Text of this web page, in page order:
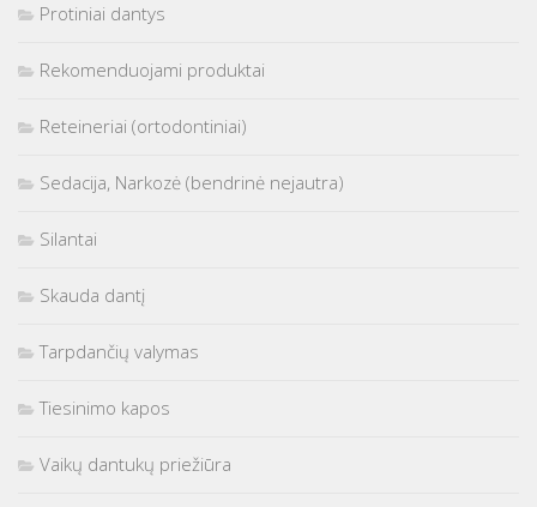
Protiniai dantys
Rekomenduojami produktai
Reteineriai (ortodontiniai)
Sedacija, Narkozė (bendrinė nejautra)
Silantai
Skauda dantį
Tarpdančių valymas
Tiesinimo kapos
Vaikų dantukų priežiūra